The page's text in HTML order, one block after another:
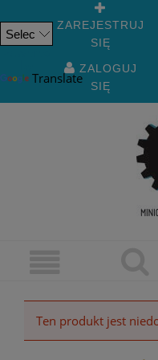
Translate
ZAREJESTRUJ
SIĘ
ZALOGUJ
SIĘ
Ten produkt jest